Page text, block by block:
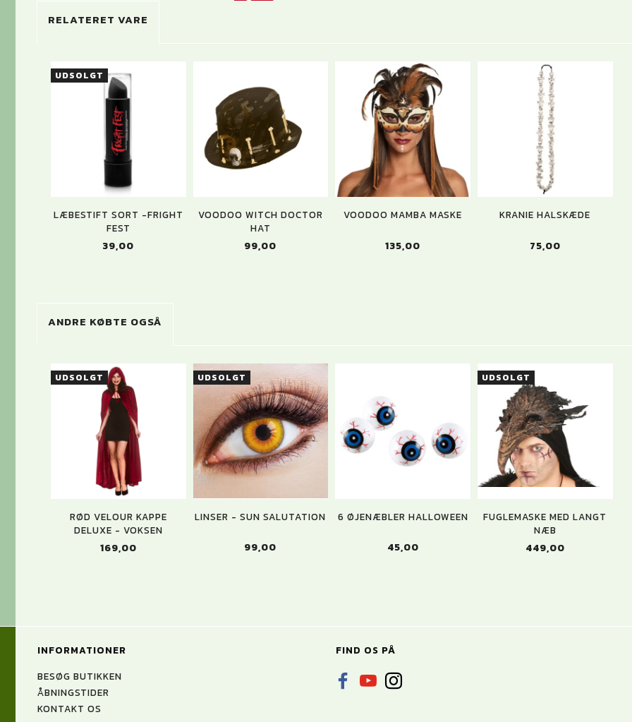
RELATERET VARE
UDSOLGT
LÆBESTIFT SORT -FRIGHT
FEST
39,00
VOODOO WITCH DOCTOR
HAT
99,00
VOODOO MAMBA MASKE
135,00
KRANIE HALSKÆDE
75,00
ANDRE KØBTE OGSÅ
UDSOLGT
RØD VELOUR KAPPE
DELUXE - VOKSEN
169,00
UDSOLGT
LINSER - SUN SALUTATION
99,00
6 ØJENÆBLER HALLOWEEN
45,00
UDSOLGT
FUGLEMASKE MED LANGT
NÆB
449,00
INFORMATIONER
BESØG BUTIKKEN
ÅBNINGSTIDER
KONTAKT OS
FIND OS PÅ